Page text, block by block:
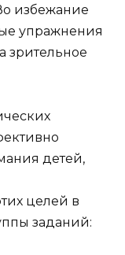
избежание
упражнения
зрительное
детей,
целей в
заданий: